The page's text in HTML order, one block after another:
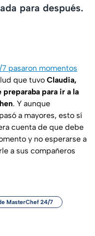
para después.
pasaron momentos
que tuvo Claudia,
para ir a la
. Y aunque
a mayores, esto sí
cuenta de que debe
y no esperarse a
a sus compañeros
MasterChef 24/7